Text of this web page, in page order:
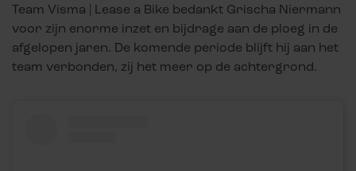
Team Visma | Lease a Bike bedankt Grischa Niermann
voor zijn enorme inzet en bijdrage aan de ploeg in de
afgelopen jaren. De komende periode blijft hij aan het
team verbonden, zij het meer op de achtergrond.